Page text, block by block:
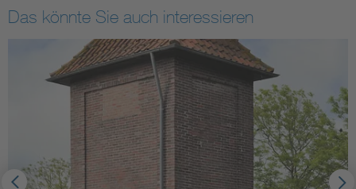
Das könnte Sie auch interessieren